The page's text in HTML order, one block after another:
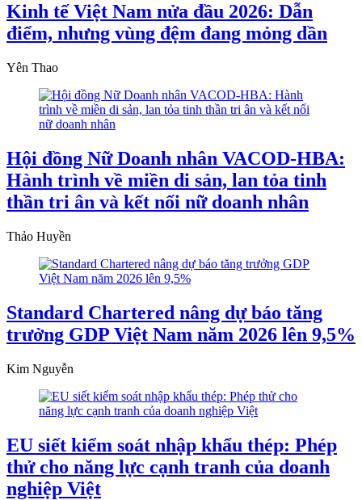
Kinh tế Việt Nam nửa đầu 2026: Dẫn
điểm, nhưng vùng đệm đang mỏng dần
Yên Thao
Hội đồng Nữ Doanh nhân VACOD-HBA:
Hành trình về miền di sản, lan tỏa tinh
thần tri ân và kết nối nữ doanh nhân
Thảo Huyền
Standard Chartered nâng dự báo tăng
trưởng GDP Việt Nam năm 2026 lên 9,5%
Kim Nguyễn
EU siết kiểm soát nhập khẩu thép: Phép
thử cho năng lực cạnh tranh của doanh
nghiệp Việt